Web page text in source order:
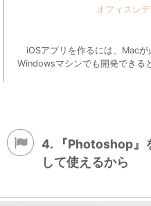
iOSアプリを作るには、Macが
Windowsマシンでも開発できる
4. 『Photoshop』
して使えるから